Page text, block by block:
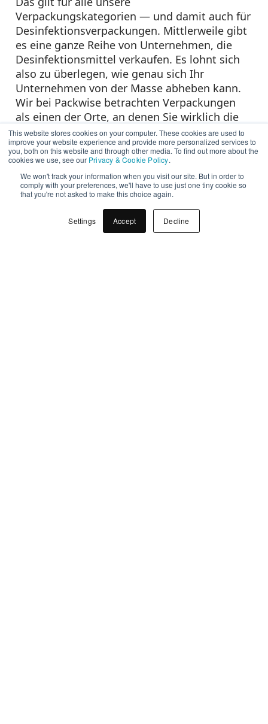
This website stores cookies on your computer. These cookies are used to
improve your website experience and provide more personalized services to
you, both on this website and through other media. To find out more about the
cookies we use, see our Privacy & Cookie Policy.
We won't track your information when you visit our site. But in order to
comply with your preferences, we'll have to use just one tiny cookie so
that you're not asked to make this choice again.
Settings Accept Decline
Verpackungskategorien — und damit auch für
Desinfektionsverpackungen. Mittlerweile gibt
es eine ganze Reihe von Unternehmen, die
Desinfektionsmittel verkaufen. Es lohnt sich
also zu überlegen, wie genau sich Ihr
Unternehmen von der Masse abheben kann.
Wir bei Packwise betrachten Verpackungen
als einen der Orte, an denen Sie wirklich die
Möglichkeit haben, sich von Ihren
Mitbewerbern abzuheben. Das gilt sowohl für
das Verpackungsdesign als auch für
nachhaltige Materialien und Produktion.